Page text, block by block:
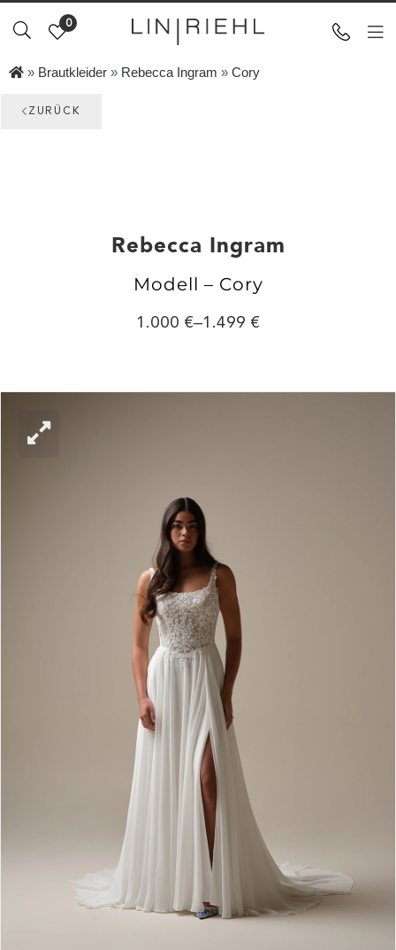
0
» Brautkleider » Rebecca Ingram » Cory
ZURÜCK
Rebecca Ingram
Modell – Cory
1.000 –1.499